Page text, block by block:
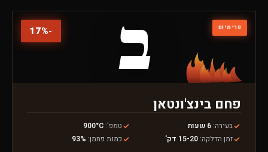
פרימיום -
17% ב
פחם בינצ'ונטאן
בעירה: 6 שעות טמפ':
900°C
זמן הדלקה: 15-20 דק' כמות פחמן:
93%